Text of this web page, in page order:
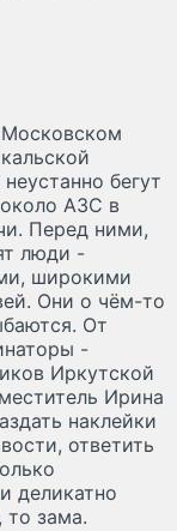
бегут
АЗС в
Перед ними,
люди -
широкими
Они о чём-то
От
-
Иркутской
Ирина
наклейки
ответить
деликатно
то зама.